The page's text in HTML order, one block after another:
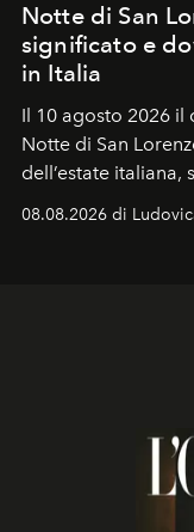
Notte di San
significato e
in Italia
Il 10 agosto 2026 il
Notte di San
dell’estate italiana,
Sarà il momento
celeste per
08.08.2026 di